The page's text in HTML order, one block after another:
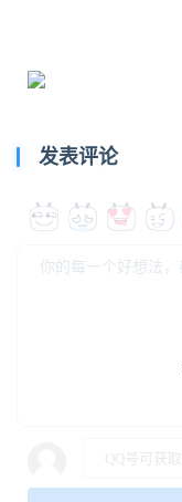
发表评论